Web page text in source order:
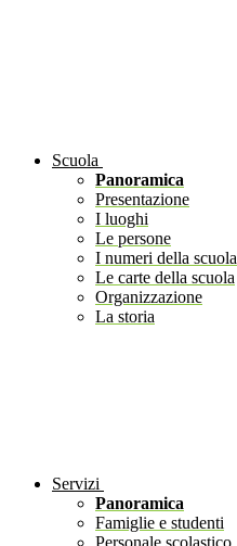
Scuola
Panoramica
Presentazione
I luoghi
Le persone
I numeri della scuola
Le carte della scuola
Organizzazione
La storia
Servizi
Panoramica
Famiglie e studenti